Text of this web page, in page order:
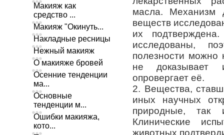
Макияж как
средство ...
Макияж "Окинуть...
Накладные ресницы
Нежный макияж
О макияже бровей
Осенние тенденции
ма...
Основные
тенденции м...
Ошибки макияжа,
кото...
масла. Механизм
веществ
их
исследованы,
полезности можно
не доказывает
опровергает её.
2. Вещества,
иных научных
природные, так
Клинические
животных